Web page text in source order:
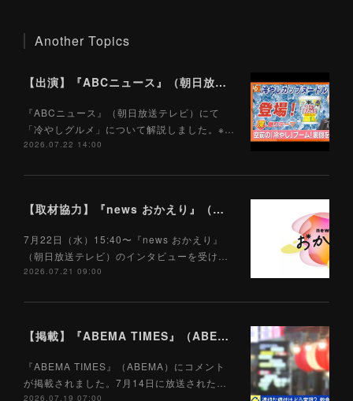
Another Topics
【出演】『ABCニュース』（朝日放送テレビ）7/22
『ABCニュース』（朝日放送テレビ）にて
「冷やしグルメ」について解説しました。※…
2026.07.22 14:00
【取材協力】『news おかえり』（朝日放送テレビ）7/22
7月22日（水）15:40〜『news おかえり』
（朝日放送テレビ）のインタビューを受け…
2026.07.21 09:00
【掲載】『ABEMA TIMES』（ABEMA）7/19
『ABEMA TIMES』（ABEMA）にコメント
が掲載されました。7月14日に放送された…
2026.07.19 07:00